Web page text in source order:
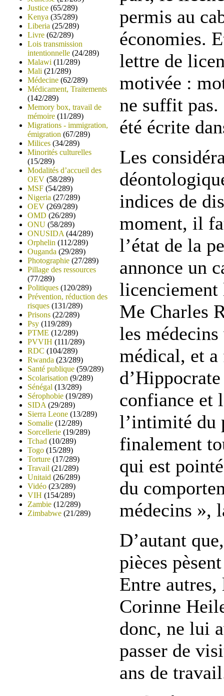
Justice (65/289)
Kenya (35/289)
Liberia (25/289)
Livre (62/289)
Lois transmission
intentionnelle (24/289)
Malawi (11/289)
Mali (21/289)
Médecine (62/289)
Médicament, Traitements
(142/289)
Memory box, travail de
mémoire (11/289)
Migrations - immigration,
émigration (67/289)
Milices (34/289)
Minorités culturelles
(15/289)
Modalités d’accueil des
OEV (58/289)
MSF (54/289)
Nigeria (27/289)
OEV (269/289)
OMD (26/289)
ONU (58/289)
ONUSIDA (44/289)
Orphelin (112/289)
Ouganda (29/289)
Photographie (27/289)
Pillage des ressources
(77/289)
Politiques (120/289)
Prévention, réduction des
risques (131/289)
Prisons (22/289)
Psy (119/289)
PTME (12/289)
PVVIH (111/289)
RDC (104/289)
Rwanda (23/289)
Santé publique (59/289)
Scolarisation (9/289)
Sénégal (13/289)
Sérophobie (19/289)
SIDA (29/289)
Sierra Leone (13/289)
Somalie (12/289)
Sorcellerie (19/289)
Tchad (10/289)
Togo (15/289)
Torture (17/289)
Travail (21/289)
Unitaid (26/289)
Vidéo (23/289)
VIH (154/289)
Zambie (12/289)
Zimbabwe (21/289)
permis au
économies.
lettre de
motivée :
ne suffit
été écrite
Les
indices de
moment, il
l’état de la
annonce un
licenciement
Me Charles
les
médical, et
confiance et
l’intimité du
finalement
qui est
du
médecins »,
D’autant
pièces
Entre autres,
Corinne
donc, ne lui
passer de
ans de